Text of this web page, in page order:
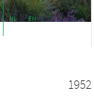
NL EN
1952